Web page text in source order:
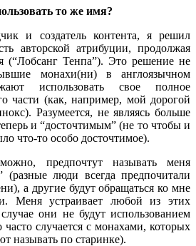
то же имя?
и создатель контента, я решил
авторской атрибуции, продолжая
(“Лобсанг Тенпа”). Это решение не
монахи(ни) в англоязычном
использовать свое полное
части (как, например, мой дорогой
Разумеется, не являясь больше
и “досточтимым” (не то чтобы и
что-то особо досточтимое).
предпочтут называть меня
(разные люди всегда предпочитали
а другие будут обращаться ко мне
Меня устраивает любой из этих
они не будут использованием
случается с монахами, которых
называть по старинке).